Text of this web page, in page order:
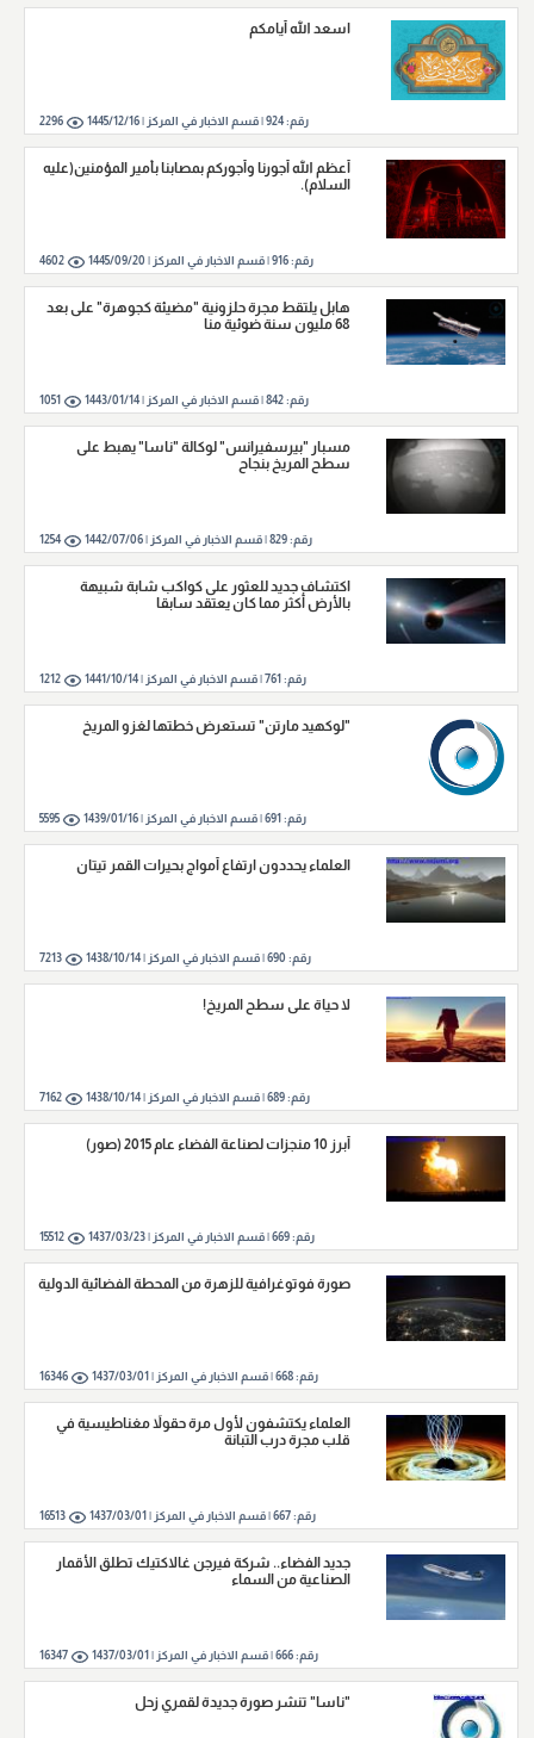
اسعد الله أيامكم
رقم:924
|قسم الاخبار في المركز |1445/12/16
2296
أعظم الله أجورنا وأجوركم بمصابنا بأمير المؤمنين(عليه
السلام).
رقم:916
|قسم الاخبار في المركز | 1445/09/20
4602
هابل يلتقط مجرة حلزونية "مضيئة كجوهرة" على بعد
68 مليون سنة ضوئية منا
رقم:842
|قسم الاخبار في المركز |1443/01/14
1051
مسبار "بيرسفيرانس" لوكالة "ناسا" يهبط على
سطح المريخ بنجاح
رقم:829
|قسم الاخبار في المركز |1442/07/06
1254
اكتشاف جديد للعثور على كواكب شابة شبيهة
بالأرض أكثر مما كان يعتقد سابقا
رقم: 761
|قسم الاخبار في المركز |1441/10/14
1212
"لوكهيد مارتن" تستعرض خطتها لغزو المريخ
رقم: 691
|قسم الاخبار في المركز |1439/01/16
5595
العلماء يحددون ارتفاع أمواج بحيرات القمر تيتان
رقم: 690
|قسم الاخبار في المركز |1438/10/14
7213
لا حياة على سطح المريخ!
رقم:689
|قسم الاخبار في المركز |1438/10/14
7162
أبرز 10 منجزات لصناعة الفضاء عام 2015 (صور)
رقم:669
|قسم الاخبار في المركز |1437/03/23
15512
صورة فوتوغرافية للزهرة من المحطة الفضائية الدولية
رقم:668
|قسم الاخبار في المركز | 1437/03/01
16346
العلماء يكتشفون لأول مرة حقولاً مغناطيسية في
قلب مجرة درب التبانة
رقم:667
|قسم الاخبار في المركز | 1437/03/01
16513
جديد الفضاء.. شركة فيرجن غالاكتيك تطلق الأقمار
الصناعية من السماء
رقم:666
|قسم الاخبار في المركز | 1437/03/01
16347
"ناسا" تنشر صورة جديدة لقمري زحل